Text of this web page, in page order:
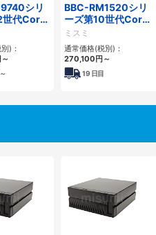
シリ
世代Core
マウント
・3PCIe
)：
～
BBC-RM1520シリ
ーズ第10世代Core
省スペースラックマ
ウントFAPC5PCI・
2PCIe
ミスミ
通常価格(税別)：
270,100円～
19 日目